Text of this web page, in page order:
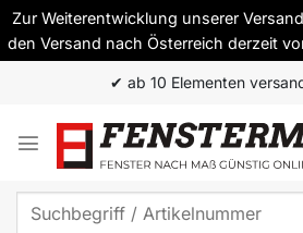
Zur Weiterentwicklung unserer
den Versand nach Österreich derzeit
springen
✔ ab 10 Elementen
Suchen